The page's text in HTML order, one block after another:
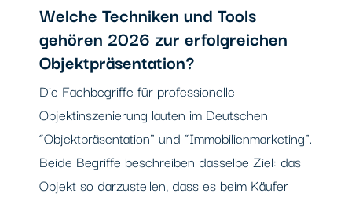
Welche Techniken und Tools
gehören 2026 zur erfolgreichen
Objektpräsentation?
Die Fachbegriffe für professionelle
Objektinszenierung lauten im Deutschen
“Objektpräsentation” und “Immobilienmarketing”.
Beide Begriffe beschreiben dasselbe Ziel: das
Objekt so darzustellen, dass es beim Käufer